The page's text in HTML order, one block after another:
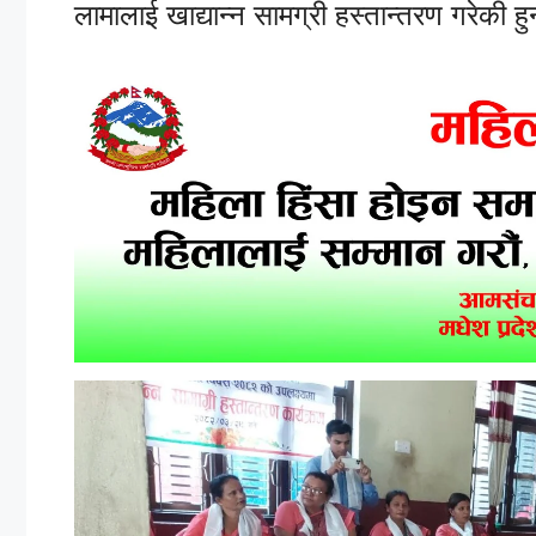
लामालाई खाद्यान्न सामग्री हस्तान्तरण गरेकी